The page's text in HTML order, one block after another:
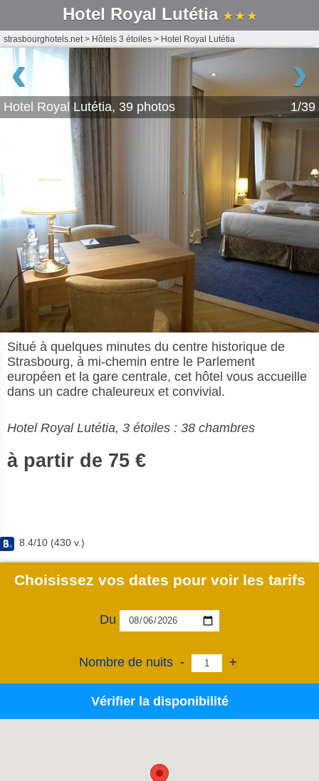
Hotel Royal Lutétia ★ ★ ★
strasbourghotels.net> Hôtels 3 étoiles > Hotel Royal Lutétia
‹ ›
Hotel Royal Lutétia, 39 photos 1/39
Situé à quelques minutes du centre historique de
Strasbourg, à mi-chemin entre le Parlement
européen et la gare centrale, cet hôtel vous accueille
dans un cadre chaleureux et convivial.
Hotel Royal Lutétia, 3 étoiles : 38 chambres
à partir de 75 €
8.4/10 (430 v.)
Choisissez vos dates pour voir les tarifs
Du
Nombre de nuits - +
Vérifier la disponibilité